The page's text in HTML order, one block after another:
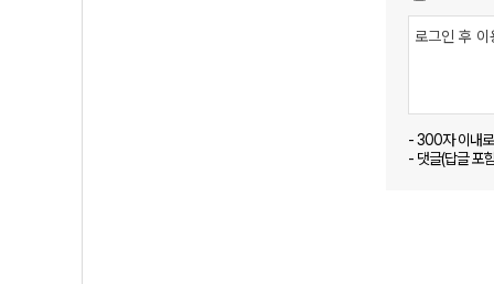
- 300자 이내
- 댓글(답글 포